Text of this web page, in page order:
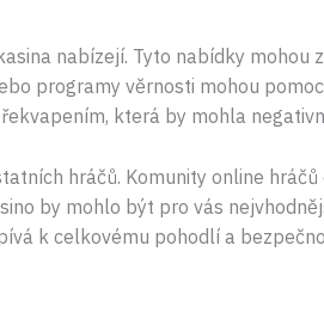
nabízejí. Tyto nabídky mohou
programy věrnosti mohou
která by mohla
hráčů. Komunity online
by mohlo být pro vás
k celkovému pohodlí a